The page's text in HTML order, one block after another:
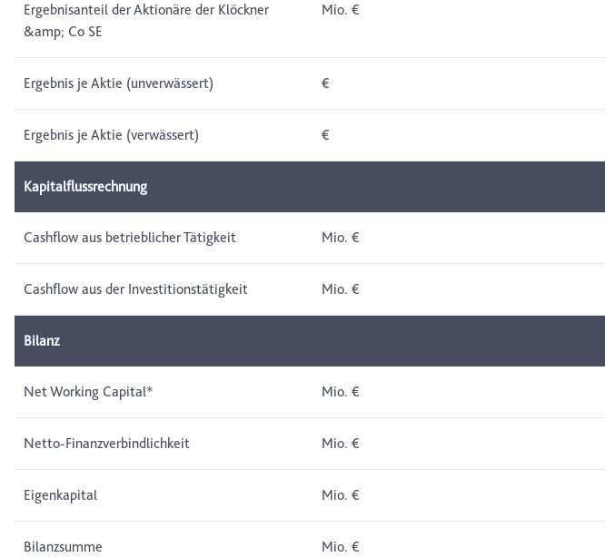
Ergebnisanteil der Aktionäre der Klöckner
&amp; Co SE
Mio. €
Ergebnis je Aktie (unverwässert) €
Ergebnis je Aktie (verwässert) €
Kapitalflussrechnung
Cashflow aus betrieblicher Tätigkeit Mio. €
Cashflow aus der Investitionstätigkeit Mio. €
Bilanz
Net Working Capital* Mio. €
Netto-Finanzverbindlichkeit Mio. €
Eigenkapital Mio. €
Bilanzsumme Mio. €